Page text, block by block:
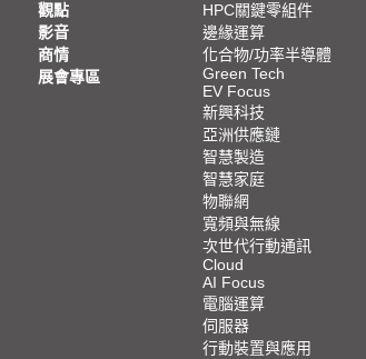
觀點
影音
商情
展會專區
HPC關鍵零組件
邊緣運算
化合物/功率半導體
Green Tech
EV Focus
新興科技
亞洲供應鏈
智慧製造
智慧家庭
物聯網
寬頻與無線
次世代行動通訊
Cloud
AI Focus
電腦運算
伺服器
行動裝置與應用